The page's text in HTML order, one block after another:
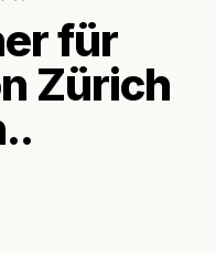
für
Zürich